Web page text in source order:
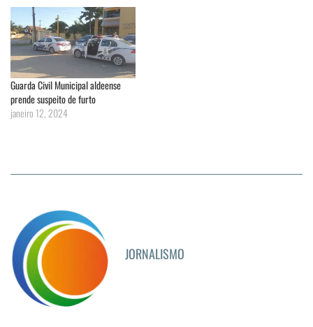
Guarda Civil Municipal aldeense
prende suspeito de furto
janeiro 12, 2024
JORNALISMO